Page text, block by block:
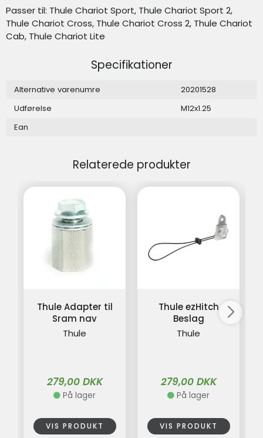
Passer til: Thule Chariot Sport, Thule Chariot Sport 2,
Thule Chariot Cross, Thule Chariot Cross 2, Thule Chariot
Cab, Thule Chariot Lite
Specifikationer
Alternative varenumre
20201528
Udførelse
M12x1.25
Ean
Relaterede produkter
Thule Adapter til
Sram nav
Thule
279,00 DKK
På lager
VIS PRODUKT
Thule ezHitch
Beslag
Thule
279,00 DKK
På lager
VIS PRODUKT